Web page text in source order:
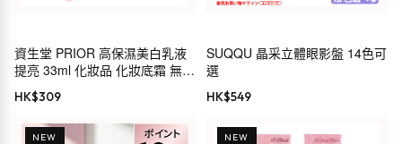
資生堂 PRIOR 高保濕美白乳液
提亮 33ml 化妝品 化妝底霜 無粉
底 防曬 乾燥 保濕 滋潤 抗衰老
黑色素 色斑 雀斑 傳明酸 敏感肌
乾燥肌 30代 40代 50代 60代
HK$309
SUQQU 晶采立體眼影盤 14色可
選
HK$549
NEW NEW